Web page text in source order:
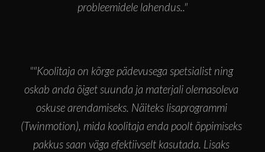
probleemidele lahendus.."
""Koolitaja on kõrge pädevusega spetsialist ning
oskab anda õiget suunda ja materjali olemasoleva
oskuse arendamiseks. Näiteks lisaprogrammi
(Twinmotion), mida koolitaja enda poolt õppimiseks
pakkus saan väga efektiivselt kasutada. Lisaks